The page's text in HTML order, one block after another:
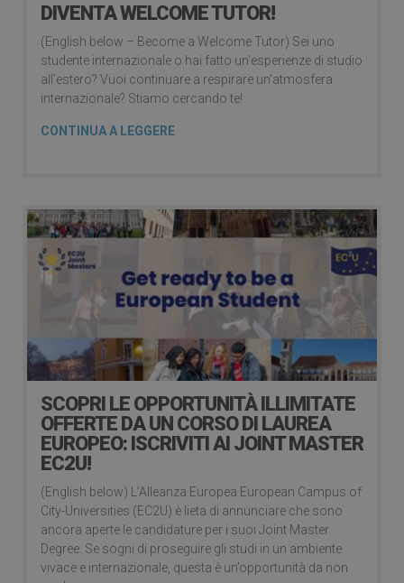
DIVENTA WELCOME TUTOR!
(English below – Become a Welcome Tutor) Sei uno
studente internazionale o hai fatto un’esperienze di studio
all’estero? Vuoi continuare a respirare un’atmosfera
internazionale? Stiamo cercando te!
CONTINUA A LEGGERE
SCOPRI LE OPPORTUNITÀ ILLIMITATE
OFFERTE DA UN CORSO DI LAUREA
EUROPEO: ISCRIVITI AI JOINT MASTER
EC2U!
(English below) L’Alleanza Europea European Campus of
City-Universities (EC2U) è lieta di annunciare che sono
ancora aperte le candidature per i suoi Joint Master
Degree. Se sogni di proseguire gli studi in un ambiente
vivace e internazionale, questa è un’opportunità da non